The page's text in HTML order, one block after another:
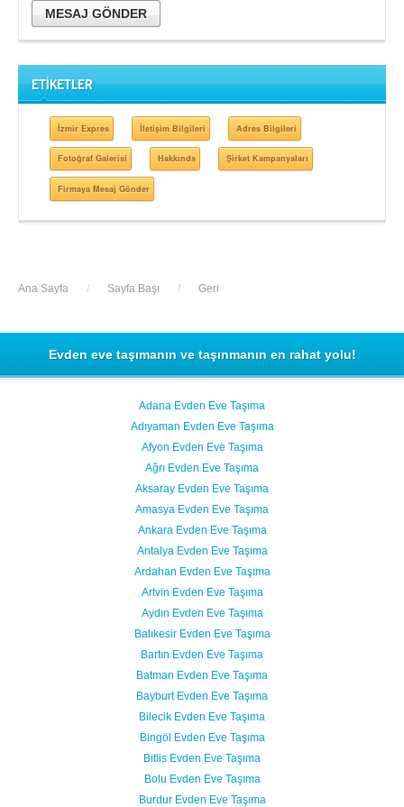
MESAJ GÖNDER
ETİKETLER
İzmir Expres İletişim Bilgileri Adres Bilgileri
Fotoğraf Galerisi Hakkında Şirket Kampanyaları
Firmaya Mesaj Gönder
Ana Sayfa / Sayfa Başı / Geri
Evden eve taşımanın ve taşınmanın en rahat yolu!
Adana Evden Eve Taşıma
Adıyaman Evden Eve Taşıma
Afyon Evden Eve Taşıma
Ağrı Evden Eve Taşıma
Aksaray Evden Eve Taşıma
Amasya Evden Eve Taşıma
Ankara Evden Eve Taşıma
Antalya Evden Eve Taşıma
Ardahan Evden Eve Taşıma
Artvin Evden Eve Taşıma
Aydın Evden Eve Taşıma
Balıkesir Evden Eve Taşıma
Bartın Evden Eve Taşıma
Batman Evden Eve Taşıma
Bayburt Evden Eve Taşıma
Bilecik Evden Eve Taşıma
Bingöl Evden Eve Taşıma
Bitlis Evden Eve Taşıma
Bolu Evden Eve Taşıma
Burdur Evden Eve Taşıma